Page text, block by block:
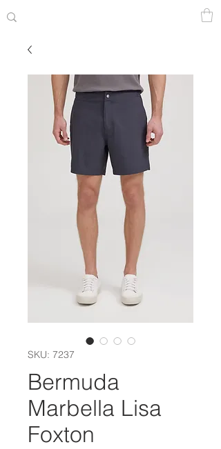
SKU: 7237
Bermuda
Marbella Lisa
Foxton